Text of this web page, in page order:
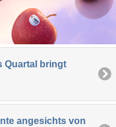
Quartal bringt
angesichts von